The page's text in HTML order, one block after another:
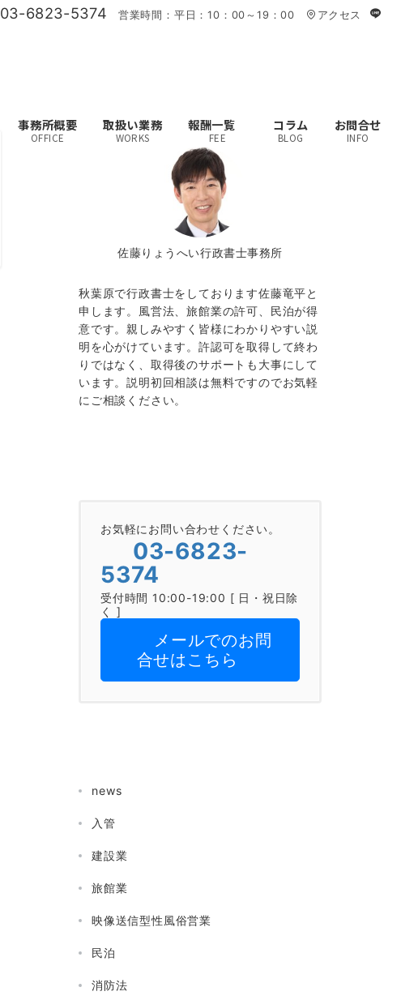
03-6823-5374 営業時間：平日：10：00～19：00 アクセス
事務所概要
OFFICE
取扱い業務
WORKS
報酬一覧
FEE
コラム
BLOG
お問合せ
INFO
佐藤りょうへい行政書士事務所
秋葉原で行政書士をしております佐藤竜平と
申します。風営法、旅館業の許可、民泊が得
意です。親しみやすく皆様にわかりやすい説
明を心がけています。許認可を取得して終わ
りではなく、取得後のサポートも大事にして
います。説明初回相談は無料ですのでお気軽
にご相談ください。
お気軽にお問い合わせください。
03-6823-
5374
受付時間 10:00-19:00 [ 日・祝日除
く ]
メールでのお問
合せはこちら
news
入管
建設業
旅館業
映像送信型性風俗営業
民泊
消防法